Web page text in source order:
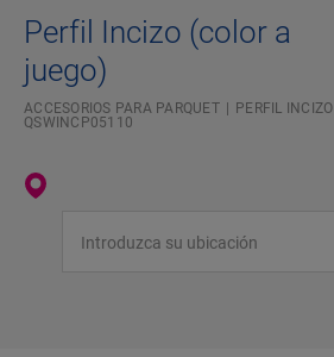
Perfil Incizo (color a
juego)
ACCESORIOS PARA PARQUET
PERFIL INCIZO
QSWINCP05110